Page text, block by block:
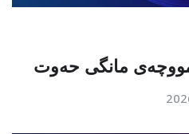
مووچەی مانگی حەوت